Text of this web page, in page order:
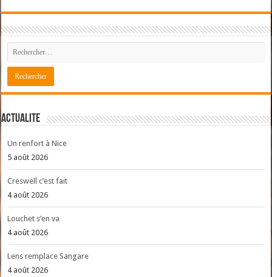
ACTUALITE
Un renfort à Nice
5 août 2026
Creswell c’est fait
4 août 2026
Louchet s’en va
4 août 2026
Lens remplace Sangare
4 août 2026